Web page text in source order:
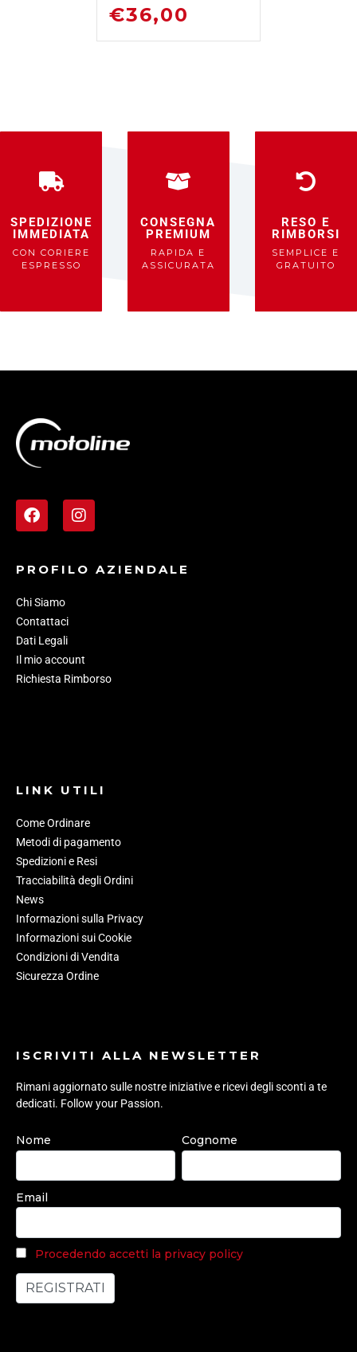
DISOSSIDANTE
RIMUOVI
€36,00
SPEDIZIONE
IMMEDIATA
CON CORIERE
ESPRESSO
CONSEGNA
PREMIUM
RAPIDA E
ASSICURATA
RESO E
RIMBORSI
SEMPLICE E
GRATUITO
PROFILO AZIENDALE
Chi Siamo
Contattaci
Dati Legali
Il mio account
Richiesta Rimborso
LINK UTILI
Come Ordinare
Metodi di pagamento
Spedizioni e Resi
Tracciabilità degli Ordini
News
Informazioni sulla Privacy
Informazioni sui Cookie
Condizioni di Vendita
Sicurezza Ordine
ISCRIVITI ALLA NEWSLETTER
Rimani aggiornato sulle nostre iniziative e ricevi degli sconti a te
dedicati. Follow your Passion.
Nome Cognome
Email
Procedendo accetti la privacy policy